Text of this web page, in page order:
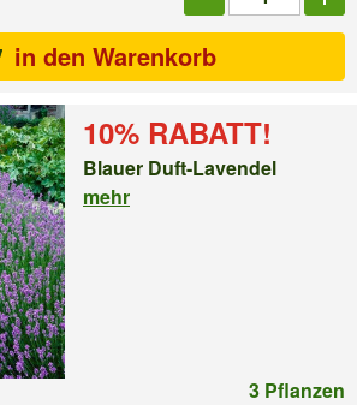
in den Warenkorb
10% RABATT!
Blauer Duft-Lavendel
mehr
3 Pflanzen